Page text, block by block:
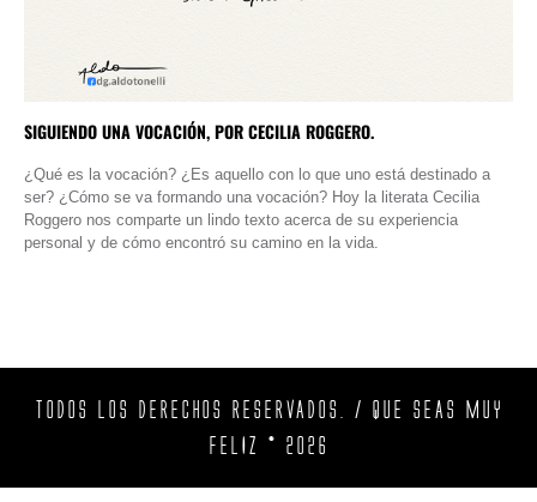
SIGUIENDO UNA VOCACIÓN, POR CECILIA ROGGERO.
¿Qué es la vocación? ¿Es aquello con lo que uno está destinado a
ser? ¿Cómo se va formando una vocación? Hoy la literata Cecilia
Roggero nos comparte un lindo texto acerca de su experiencia
personal y de cómo encontró su camino en la vida.
TODOS LOS DERECHOS RESERVADOS. / QUE SEAS MUY
FELIZ © 2026